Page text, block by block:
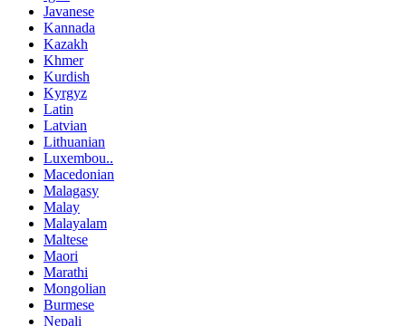
Javanese
Kannada
Kazakh
Khmer
Kurdish
Kyrgyz
Latin
Latvian
Lithuanian
Luxembou..
Macedonian
Malagasy
Malay
Malayalam
Maltese
Maori
Marathi
Mongolian
Burmese
Nepali